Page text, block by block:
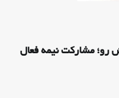
رو؛ مشارکت نیمه فعال